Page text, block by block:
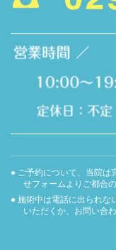
● ご予約について、当院は
せフォームよりご都合
● 施術中は電話に出られな
いただくか、お問い合